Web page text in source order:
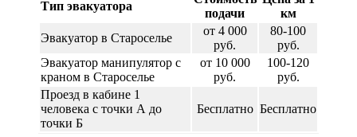
Тип эвакуатора
подачи
км
Эвакуатор в Староселье
от 4 000
руб.
80-100
руб.
Эвакуатор манипулятор с
краном в Староселье
от 10 000
руб.
100-120
руб.
Проезд в кабине 1
человека с точки А до
точки Б
Бесплатно Бесплатно